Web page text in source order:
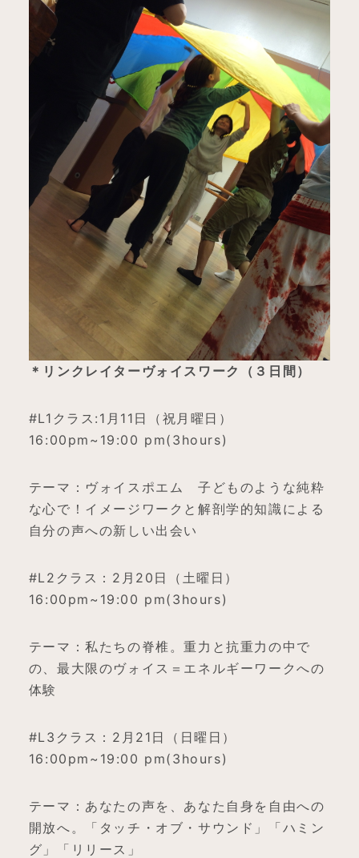
＊リンクレイターヴォイスワーク（３日間）
#L1クラス:1月11日（祝月曜日）
16:00pm~19:00 pm(3hours)
テーマ：ヴォイスポエム 子どものような純粋
な心で！イメージワークと解剖学的知識による
自分の声への新しい出会い
#L2クラス：2月20日（土曜日）
16:00pm~19:00 pm(3hours)
テーマ：私たちの脊椎。重力と抗重力の中で
の、最大限のヴォイス＝エネルギーワークへの
体験
#L3クラス：2月21日（日曜日）
16:00pm~19:00 pm(3hours)
テーマ：あなたの声を、あなた自身を自由への
開放へ。「タッチ・オブ・サウンド」「ハミン
グ」「リリース」